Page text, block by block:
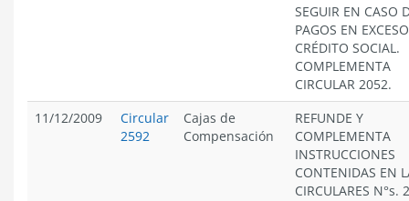
SEGUIR EN CASO
PAGOS EN
CRÉDITO SOCIAL.
COMPLEMENTA
CIRCULAR 2052.
11/12/2009
Circular
2592
Cajas de
Compensación
REFUNDE Y
COMPLEMENTA
INSTRUCCIONES
CONTENIDAS EN
CIRCULARES N°s.